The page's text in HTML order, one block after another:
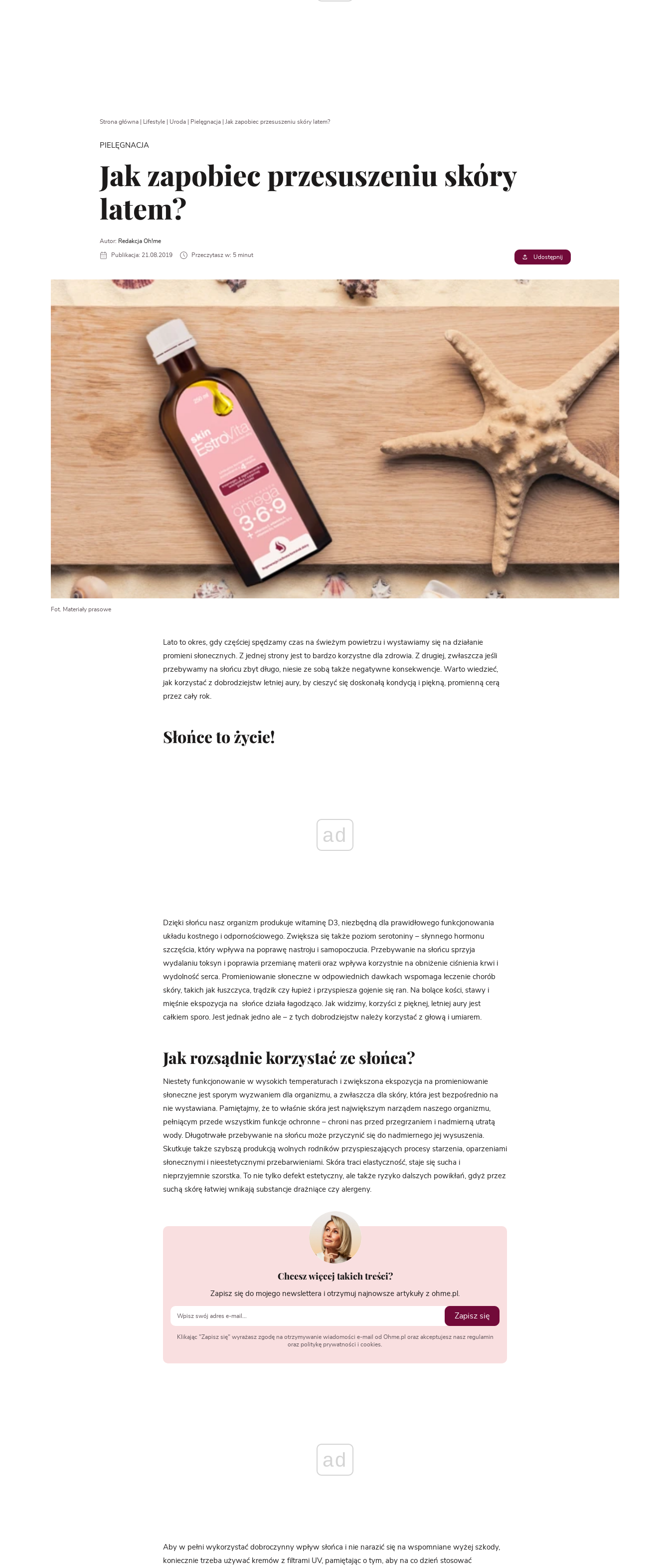
Strona główna| Lifestyle| Uroda| Pielęgnacja| Jak zapobiec przesuszeniu skóry latem?
PIELĘGNACJA
Jak zapobiec przesuszeniu skóry
latem?
Autor: Redakcja Oh!me
Publikacja: 21.08.2019 Przeczytasz w: 5 minut Udostępnij
Fot. Materiały prasowe
Lato to okres, gdy częściej spędzamy czas na świeżym powietrzu i wystawiamy się na działanie
promieni słonecznych. Z jednej strony jest to bardzo korzystne dla zdrowia. Z drugiej, zwłaszcza jeśli
przebywamy na słońcu zbyt długo, niesie ze sobą także negatywne konsekwencje. Warto wiedzieć,
jak korzystać z dobrodziejstw letniej aury, by cieszyć się doskonałą kondycją i piękną, promienną cerą
przez cały rok.
Słońce to życie!
ad
Dzięki słońcu nasz organizm produkuje witaminę D3, niezbędną dla prawidłowego funkcjonowania
układu kostnego i odpornościowego. Zwiększa się także poziom serotoniny – słynnego hormonu
szczęścia, który wpływa na poprawę nastroju i samopoczucia. Przebywanie na słońcu sprzyja
wydalaniu toksyn i poprawia przemianę materii oraz wpływa korzystnie na obniżenie ciśnienia krwi i
wydolność serca. Promieniowanie słoneczne w odpowiednich dawkach wspomaga leczenie chorób
skóry, takich jak łuszczyca, trądzik czy łupież i przyspiesza gojenie się ran. Na bolące kości, stawy i
mięśnie ekspozycja na słońce działa łagodząco. Jak widzimy, korzyści z pięknej, letniej aury jest
całkiem sporo. Jest jednak jedno ale – z tych dobrodziejstw należy korzystać z głową i umiarem.
Jak rozsądnie korzystać zesłońca?
Niestety funkcjonowanie w wysokich temperaturach i zwiększona ekspozycja na promieniowanie
słoneczne jest sporym wyzwaniem dla organizmu, a zwłaszcza dla skóry, która jest bezpośrednio na
nie wystawiana. Pamiętajmy, że to właśnie skóra jest największym narządem naszego organizmu,
pełniącym przede wszystkim funkcje ochronne – chroni nas przed przegrzaniem i nadmierną utratą
wody. Długotrwałe przebywanie na słońcu może przyczynić się do nadmiernego jej wysuszenia.
Skutkuje także szybszą produkcją wolnych rodników przyspieszających procesy starzenia, oparzeniami
słonecznymi i nieestetycznymi przebarwieniami. Skóra traci elastyczność, staje się sucha i
nieprzyjemnie szorstka. To nie tylko defekt estetyczny, ale także ryzyko dalszych powikłań, gdyż przez
suchą skórę łatwiej wnikają substancje drażniące czy alergeny.
Chcesz więcej takich treści?
Zapisz się do mojego newslettera i otrzymuj najnowsze artykuły z ohme.pl.
Zapisz się
Klikając "Zapisz się" wyrażasz zgodę na otrzymywanie wiadomości e-mail od Ohme.pl oraz akceptujesz nasz regulamin
oraz politykę prywatności i cookies.
ad
Aby w pełni wykorzystać dobroczynny wpływ słońca i nie narazić się na wspomniane wyżej szkody,
koniecznie trzeba używać kremów z filtrami UV, pamiętając o tym, aby na co dzień stosować